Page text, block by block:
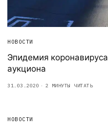
НОВОСТИ
Эпидемия
аукциона
31.03.2020 2 МИНУТЫ ЧИТАТЬ
НОВОСТИ